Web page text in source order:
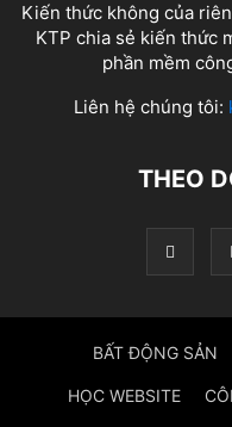
Kiến thức không của
KTP chia sẻ kiến thức
phần mềm
Liên hệ chúng tôi:
THEO
BẤT ĐỘNG SẢN
HỌC WEBSITE